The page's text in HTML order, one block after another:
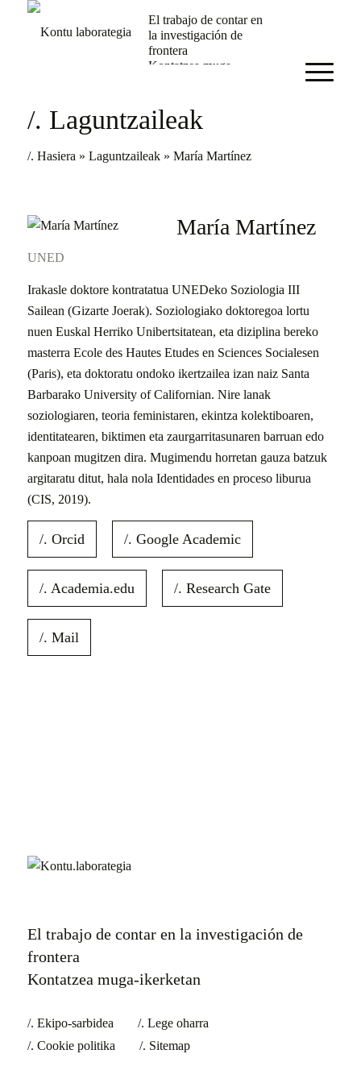
El trabajo de contar en
la investigación de
frontera
Kontatzea muga-
/. Laguntzaileak
/. Hasiera » Laguntzaileak» María Martínez
María Martínez
UNED
Irakasle doktore kontratatua UNEDeko Soziologia III
Sailean (Gizarte Joerak). Soziologiako doktoregoa lortu
nuen Euskal Herriko Unibertsitatean, eta diziplina bereko
masterra Ecole des Hautes Etudes en Sciences Socialesen
(Paris), eta doktoratu ondoko ikertzailea izan naiz Santa
Barbarako University of Californian. Nire lanak
soziologiaren, teoria feministaren, ekintza kolektiboaren,
identitatearen, biktimen eta zaurgarritasunaren barruan edo
kanpoan mugitzen dira. Mugimendu horretan gauza batzuk
argitaratu ditut, hala nola Identidades en proceso liburua
(CIS, 2019).
/. Orcid /. Google Academic
/. Academia.edu /. Research Gate
/. Mail
El trabajo de contar en la investigación de
frontera
Kontatzea muga-ikerketan
Ekipo-sarbidea
Lege oharra
Cookie politika
Sitemap